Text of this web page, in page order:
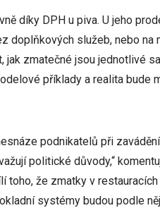
díky DPH u piva. U jeho
doplňkových služeb, nebo na
jak zmatečné jsou jednotlivé
příklady a realita bude
podnikatelů při
politické důvody,“
toho, že zmatky v restauracích
systémy budou podle